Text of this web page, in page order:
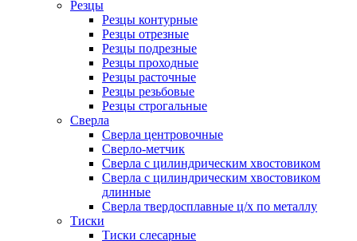
Резцы
Резцы контурные
Резцы отрезные
Резцы подрезные
Резцы проходные
Резцы расточные
Резцы резьбовые
Резцы строгальные
Сверла
Сверла центровочные
Сверло-метчик
Сверла с цилиндрическим хвостовиком
Сверла с цилиндрическим хвостовиком
длинные
Сверла твердосплавные ц/х по металлу
Тиски
Тиски слесарные